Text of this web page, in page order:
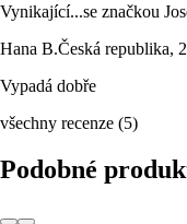
Vynikající...se značkou
Hana B.Česká republika,
Vypadá dobře
všechny recenze (5)
Podobné